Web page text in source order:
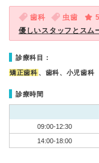
歯科 虫歯
優しいスタッフとスム
診療科目：
矯正歯科 、歯科、小児歯科
診療時間
09:00-12:30
14:00-18:00